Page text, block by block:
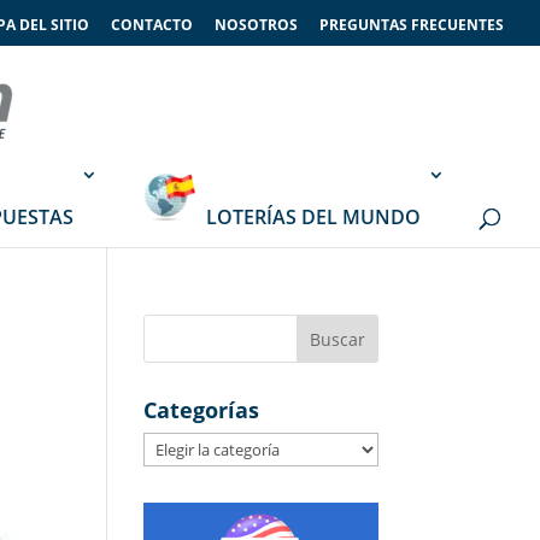
DEL SITIO CONTACTO NOSOTROS PREGUNTAS FRECUENTES
LOTERÍAS DEL MUNDO
Categorías
Categorías